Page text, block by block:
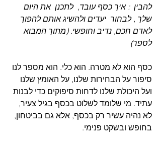
להבין  : איך כסף עובד,  לתכנן  את היום
שלך , לבחור  יעדים ולהשיג אותם להפוך
לאדם חכם, נדיב וחופשי. (מתוך המבוא
לספר)
כסף הוא לא מטרה. הוא כלי. הוא מספר לנו
סיפור על הבחירות שלנו, על האומץ שלנו
ועל היכולת שלנו לדחות סיפוקים כדי לבנות
עתיד. מי שלומד לשלוט בכסף בגיל צעיר,
לא נהיה עשיר רק בכסף, אלא גם בביטחון,
בחופש ובשקט פנימי.